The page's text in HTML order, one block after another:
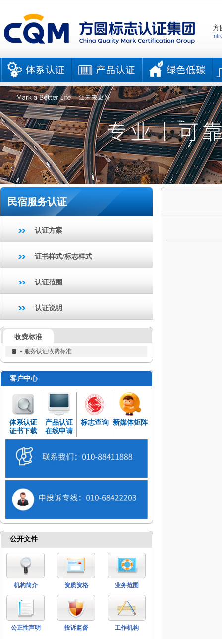
方
民宿服务认证
认证方案
证书样式/标志样式
认证范围
认证说明
收费标准
服务认证收费标准
客户中心
体系认证
证书下载
产品认证
在线申请
标志查询 新媒体矩阵
公开文件
机构简介 资质资格 业务范围
公正性声明 投诉监督 工作机构